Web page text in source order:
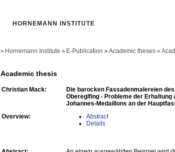
HORNEMANN INSTITUTE
> Hornemann Institute > E-Publication > Academic theses >
Academic thesis
Christian Mack:
Die barocken Fassadenmalereien
Obereglfing - Probleme der Erhaltung
Johannes-Medaillons an der
Overview:
Abstract
Details